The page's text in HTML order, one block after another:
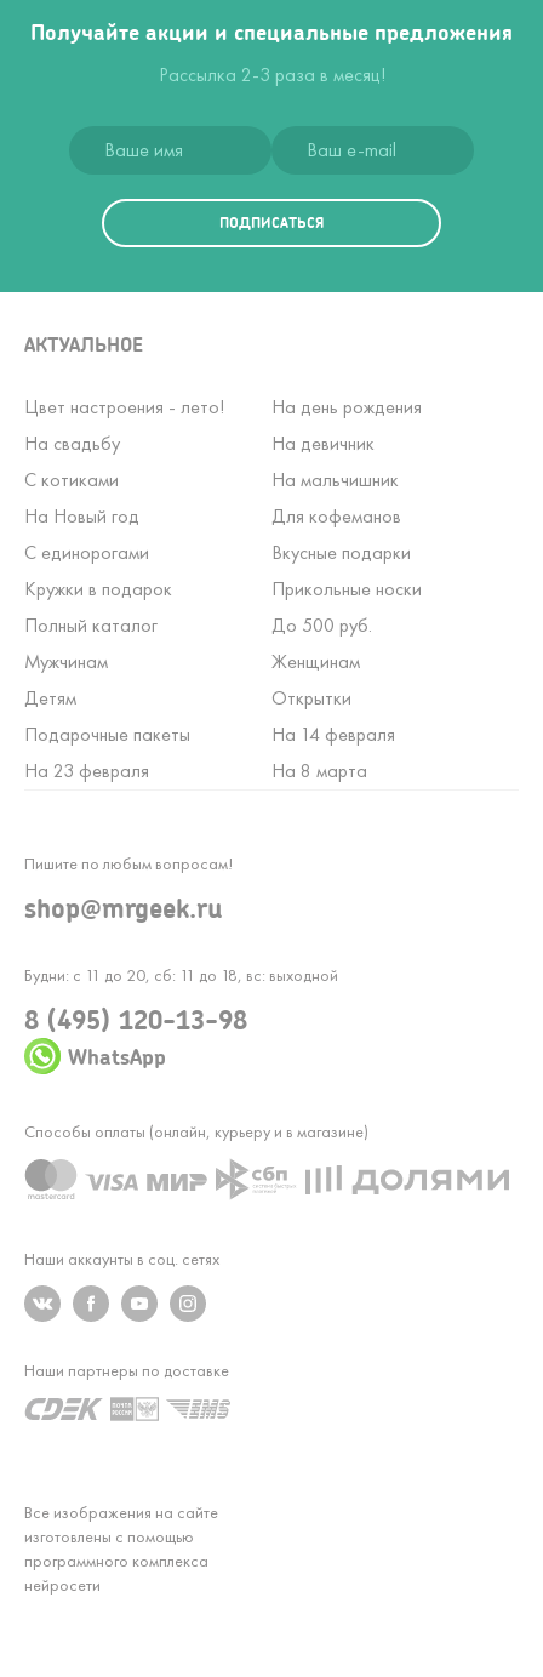
Получайте акции и специальные предложения
Рассылка 2-3 раза в месяц!
ПОДПИСАТЬСЯ
АКТУАЛЬНОЕ
Цвет настроения - лето!
На день рождения
На свадьбу
На девичник
С котиками
На мальчишник
На Новый год
Для кофеманов
С единорогами
Вкусные подарки
Кружки в подарок
Прикольные носки
Полный каталог
До 500 руб.
Мужчинам
Женщинам
Детям
Открытки
Подарочные пакеты
На 14 февраля
На 23 февраля
На 8 марта
Будни: с 11 до 20, сб: 11 до 18, вс: выходной
8 (495) 120-13-98
WhatsApp
Пишите по любым вопросам!
shop@mrgeek.ru
Наши аккаунты в соц. сетях
Все изображения на сайте
изготовлены с помощью
программного комплекса
нейросети
Способы оплаты (онлайн, курьеру и в магазине)
Наши партнеры по доставке